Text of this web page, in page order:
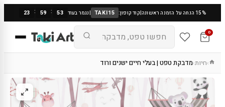
15% הנחה על הזמנה ראשונה |קוד קופון: TAKI15
|נגמר בעוד 23 : 59 : 53
0
›חיות›מדבקת טפט | בעלי חיים ישנים ורוד